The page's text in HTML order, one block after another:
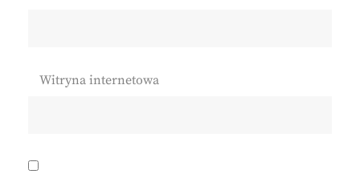
Witryna internetowa